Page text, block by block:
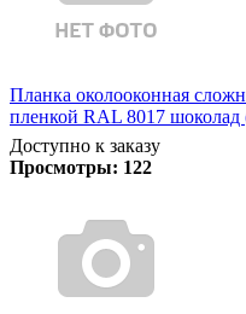
Планка околооконная
пленкой RAL 8017 шоколад
Доступно к заказу
Просмотры: 122